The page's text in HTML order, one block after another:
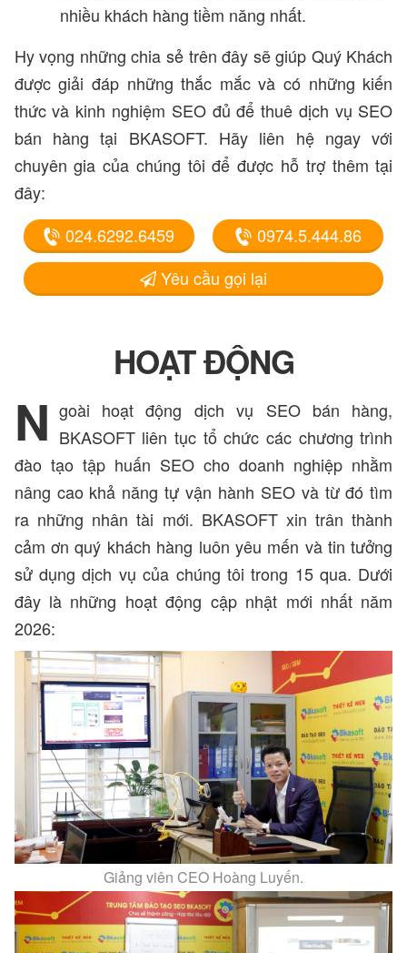
nhiều khách hàng tiềm năng nhất.
Hy vọng những chia sẻ trên đây sẽ giúp Quý Khách
được giải đáp những thắc mắc và có những kiến
thức và kinh nghiệm SEO đủ để thuê dịch vụ SEO
bán hàng tại BKASOFT. Hãy liên hệ ngay với
chuyên gia của chúng tôi để được hỗ trợ thêm tại
đây:
024.6292.6459
0974.5.444.86
Yêu cầu gọi lại
HOẠT ĐỘNG
N goài hoạt động dịch vụ SEO bán hàng,
BKASOFT liên tục tổ chức các chương trình
đào tạo tập huấn SEO cho doanh nghiệp nhằm
nâng cao khả năng tự vận hành SEO và từ đó tìm
ra những nhân tài mới. BKASOFT xin trân thành
cảm ơn quý khách hàng luôn yêu mến và tin tưởng
sử dụng dịch vụ của chúng tôi trong 15 qua. Dưới
đây là những hoạt động cập nhật mới nhất năm
2026:
Giảng viên CEO Hoàng Luyến.